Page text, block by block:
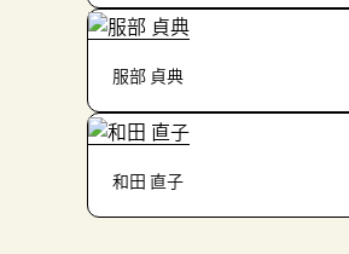
服部 貞典
和田 直子